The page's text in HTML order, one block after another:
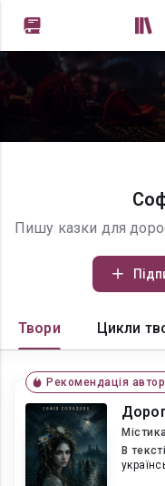
Твори Цикли
Рекомендація
В